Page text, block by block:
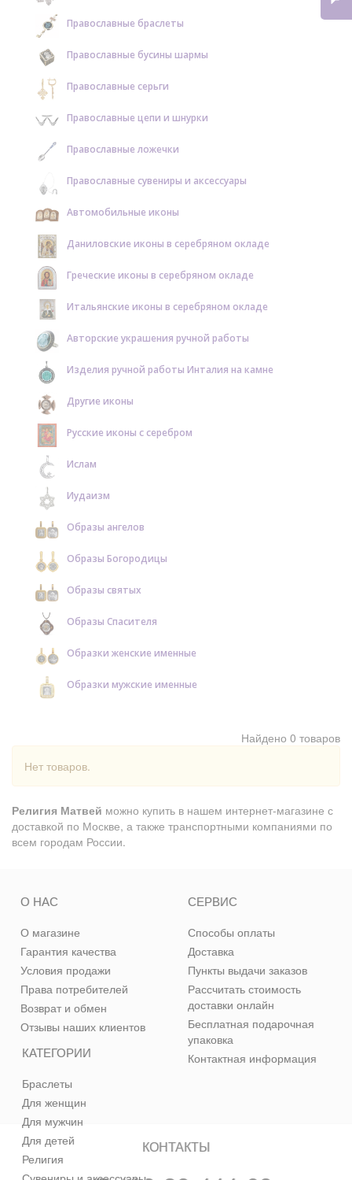
Православные браслеты
Православные бусины шармы
Православные серьги
Православные цепи и шнурки
Православные ложечки
Православные сувениры и аксессуары
Автомобильные иконы
Даниловские иконы в серебряном окладе
Греческие иконы в серебряном окладе
Итальянские иконы в серебряном окладе
Авторские украшения ручной работы
Изделия ручной работы Инталия на камне
Другие иконы
Русские иконы с серебром
Ислам
Иудаизм
Образы ангелов
Образы Богородицы
Образы святых
Образы Спасителя
Образки женские именные
Образки мужские именные
Найдено 0 товаров
Нет товаров.
Религия Матвей можно купить в нашем интернет-магазине с
доставкой по Москве, а также транспортными компаниями по
всем городам России.
КАТЕГОРИИ
Браслеты
Для женщин
Для мужчин
Для детей
Религия
О НАС
О магазине
Гарантия качества
Условия продажи
Права потребителей
Возврат и обмен
Отзывы наших клиентов
СЕРВИС
Способы оплаты
Доставка
Пункты выдачи заказов
Рассчитать стоимость
доставки онлайн
Бесплатная подарочная
упаковка
Контактная информация
КОНТАКТЫ